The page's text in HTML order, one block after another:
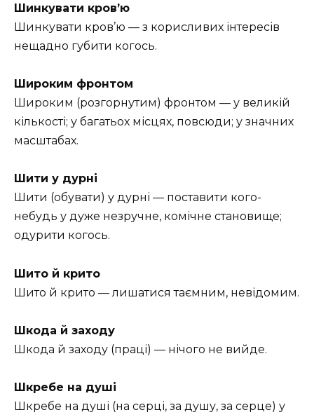
Шинкувати кров’ю
Шинкувати кров’ю — з корисливих інтересів
нещадно губити когось.
Широким фронтом
Широким (розгорнутим) фронтом — у великій
кількості; у багатьох місцях, повсюди; у значних
масштабах.
Шити у дурні
Шити (обувати) у дурні — поставити кого-
небудь у дуже незручне, комічне становище;
одурити когось.
Шито й крито
Шито й крито — лишатися таємним, невідомим.
Шкода й заходу
Шкода й заходу (праці) — нічого не вийде.
Шкребе на душі
Шкребе на душі (на серці, за душу, за серце) у